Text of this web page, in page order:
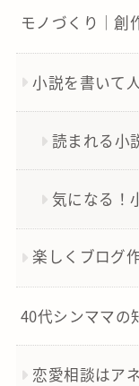
モノづくり｜創
小説を書いて
読まれる小
気になる！
楽しくブログ
40代シンママの
恋愛相談はア